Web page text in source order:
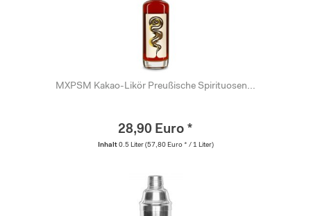
MXPSM Kakao-Likör Preußische Spirituosen...
28,90 Euro *
Inhalt 0.5 Liter (57,80 Euro * / 1 Liter)